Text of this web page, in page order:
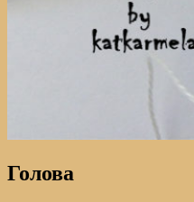
Голова